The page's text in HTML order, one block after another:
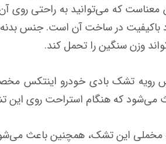
معناست که می‌توانید به راحتی روی
وزن سنگین را تحمل کند.
رویه تشک بادی خودرو اینتکس
می‌شود که هنگام استراحت روی این
مخملی این تشک، همچنین باعث